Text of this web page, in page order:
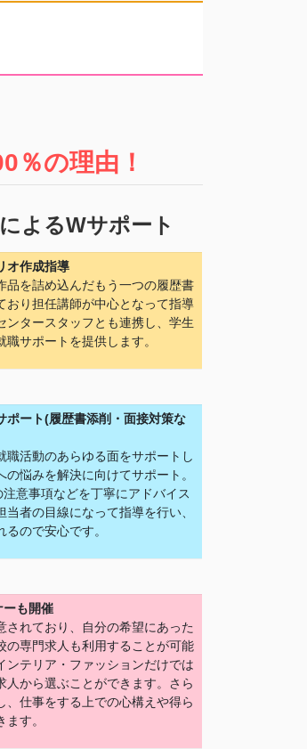
％の理由！
よるWサポート
オ作成指導
品を詰め込んだもう一つの履歴書
おり担任講師が中心となって指導
ンタースタッフとも連携し、学生
サポートを提供します。
ポート(履歴書添削・面接対策な
活動のあらゆる面をサポートし
悩みを解決に向けてサポート。
意事項などを丁寧にアドバイス
者の目線になって指導を行い、
ので安心です。
ーも開催
されており、自分の希望にあった
の専門求人も利用することが可能
ンテリア・ファッションだけでは
から選ぶことができます。さら
仕事をする上での心構えや得ら
す。